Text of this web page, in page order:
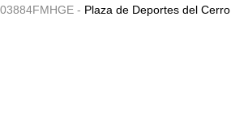
03884FMHGE - Plaza de Deportes del Cerro.